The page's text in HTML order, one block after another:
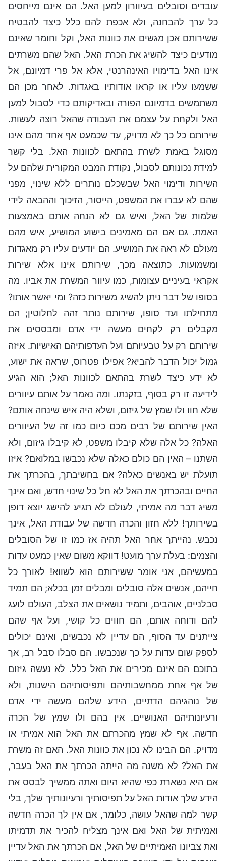
עובדים וסובלים בעיוורון למען האל. הם אינם מייחסים
כל ערך להבחנה, ולא אכפת להם כלל כיצד להבטיח
ששירותם אכן מגשים את כוונות האל, וקל וחומר שאינם
מודעים כיצד להשיג את הכרת האל. האל שהם משרתים
אינו האל בדימויו האינהרנטי, אלא אל פרי דמיונם, אל
ששמעו עליו או קראו אודותיו באגדות. לאחר מכן הם
משתמשים בדמיונם הפורה ובאדיקותם כדי לסבול למען
האל ולקחת על עצמם את העבודה שהאל רוצה לעשות.
שירותם כל כך לא מדויק, עד שכמעט אף אחד מהם אינו
מסוגל באמת לשרת בהתאם לכוונות האל. בלי קשר
למידת נכונותם לסבול, נקודת המבט המקורית שלהם על
השירות ודימוי האל שבשכלם נותרים ללא שינוי, מפני
שהם לא עברו את המשפט, הייסור, הזיכוך וההבאה לידי
שלמות של האל, ואיש גם לא הנחה אותם באמצעות
האמת. גם אם הם מאמינים בישוע המושיע, איש מהם
מעולם לא ראה את המושיע. הם יודעים עליו רק מאגדות
ומשמועות. כתוצאה מכך, שירותם אינו אלא שירות
אקראי בעיניים עצומות, כמו עיוור המשרת את אביו. מה
בסופו של דבר ניתן להשיג משירות כזה? ומי יאשר אותו?
מתחילתו ועד סופו, שירותם נותר זהה לחלוטין; הם
מקבלים רק לקחים מעשה ידי אדם ומבססים את
שירותם רק על טבעיותם ועל העדפותיהם האישיות. איזה
גמול יכול הדבר להביא? אפילו פטרוס, שראה את ישוע,
לא ידע כיצד לשרת בהתאם לכוונות האל; הוא הגיע
לידיעה זו רק בסוף, בזקנתו. ומה נאמר על אותם עיוורים
שלא חוו ולו שמץ של גיזום, ושלא היה איש שינחה אותם?
האין שירותם של רבים מכם כיום כמו זה של העיוורים
האלה? כל אלה שלא קיבלו משפט, לא קיבלו גיזום, ולא
השתנו – האין הם כולם כאלה שלא נכבשו במלואם? איזו
תועלת יש באנשים כאלה? אם בחשיבתך, בהכרתך את
החיים ובהכרתך את האל לא חל כל שינוי חדש, ואם אינך
משיג דבר מה אמיתי, לעולם לא תגיע להישג יוצא דופן
בשירותך! ללא חזון והכרה חדשה של עבודת האל, אינך
נכבש. נהייתך אחר האל תהיה אז כמו זו של הסובלים
והצמים: בעלת ערך מועט! דווקא משום שאין כמעט עדות
במעשיהם, אני אומר ששירותם הוא לשווא! לאורך כל
חייהם, אנשים אלה סובלים ומבלים זמן בכלא; הם תמיד
סבלניים, אוהבים, ותמיד נושאים את הצלב, העולם לועג
להם ודוחה אותם, הם חווים כל קושי, ועל אף שהם
צייתנים עד הסוף, הם עדיין לא נכבשים, ואינם יכולים
לספק שום עדות על כך שנכבשו. הם סבלו סבל רב, אך
בתוכם הם אינם מכירים את האל כלל. לא נעשה גיזום
של אף אחת ממחשבותיהם ותפיסותיהם הישנות, ולא
של נוהגיהם הדתיים, הידע שלהם מעשה ידי אדם
ורעיונותיהם האנושיים. אין בהם ולו שמץ של הכרה
חדשה. אף לא שמץ מהכרתם את האל הוא אמיתי או
מדויק. הם הבינו לא נכון את כוונות האל. האם זה משרת
את האל? לא משנה מה הייתה הכרתך את האל בעבר,
אם היא נשארת כפי שהיא היום ואתה ממשיך לבסס את
הידע שלך אודות האל על תפיסותיך ורעיונותיך שלך, בלי
קשר למה שהאל עושה, כלומר, אם אין לך הכרה חדשה
ואמיתית של האל ואם אינך מצליח להכיר את תדמיתו
ואת צביונו האמיתיים של האל, אם הכרתך את האל עדיין